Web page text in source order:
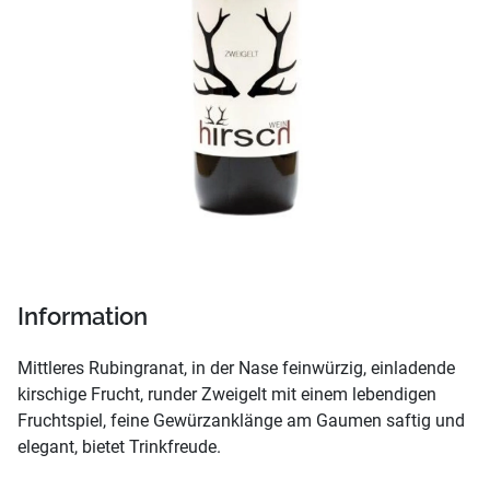
Information
Mittleres Rubingranat, in der Nase feinwürzig, einladende
kirschige Frucht, runder Zweigelt mit einem lebendigen
Fruchtspiel, feine Gewürzanklänge am Gaumen saftig und
elegant, bietet Trinkfreude.